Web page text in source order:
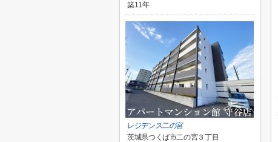
築11年
レジデンス二の宮
茨城県つくば市二の宮３丁目